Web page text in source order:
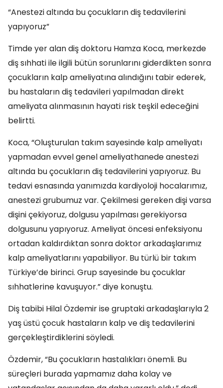
“Anestezi altında bu çocukların diş tedavilerini
yapıyoruz”
Timde yer alan diş doktoru Hamza Koca, merkezde
diş sıhhati ile ilgili bütün sorunlarını giderdikten sonra
çocukların kalp ameliyatına alındığını tabir ederek,
bu hastaların diş tedavileri yapılmadan direkt
ameliyata alınmasının hayati risk teşkil edeceğini
belirtti.
Koca, “Oluşturulan takım sayesinde kalp ameliyatı
yapmadan evvel genel ameliyathanede anestezi
altında bu çocukların diş tedavilerini yapıyoruz. Bu
tedavi esnasında yanımızda kardiyoloji hocalarımız,
anestezi grubumuz var. Çekilmesi gereken dişi varsa
dişini çekiyoruz, dolgusu yapılması gerekiyorsa
dolgusunu yapıyoruz. Ameliyat öncesi enfeksiyonu
ortadan kaldırdıktan sonra doktor arkadaşlarımız
kalp ameliyatlarını yapabiliyor. Bu türlü bir takım
Türkiye’de birinci. Grup sayesinde bu çocuklar
sıhhatlerine kavuşuyor.” diye konuştu.
Diş tabibi Hilal Özdemir ise gruptaki arkadaşlarıyla 2
yaş üstü çocuk hastaların kalp ve diş tedavilerini
gerçekleştirdiklerini söyledi.
Özdemir, “Bu çocukların hastalıkları önemli. Bu
süreçleri burada yapmamız daha kolay ve